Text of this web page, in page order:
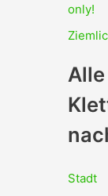
only!
Stadt